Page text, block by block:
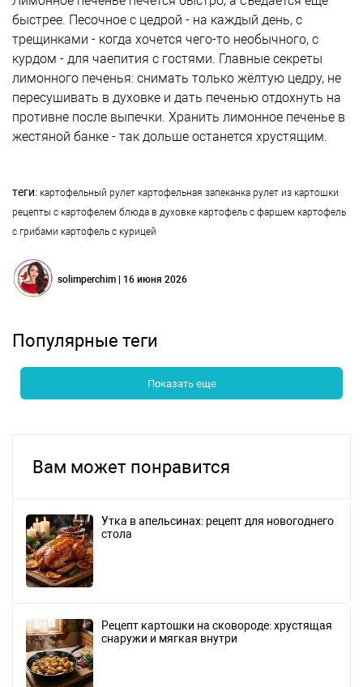
быстрее. Песочное с цедрой - на каждый день, с
трещинками - когда хочется чего-то необычного, с
курдом - для чаепития с гостями. Главные секреты
лимонного печенья: снимать только жёлтую цедру, не
пересушивать в духовке и дать печенью отдохнуть на
противне после выпечки. Хранить лимонное печенье в
жестяной банке - так дольше останется хрустящим.
теги: картофельный рулет картофельная запеканка рулет из картошки
рецепты с картофелем блюда в духовке картофель с фаршем картофель
с грибами картофель с курицей
solimperchim | 16 июня 2026
Популярные теги
Показать еще
Вам может понравится
Утка в апельсинах: рецепт для новогоднего
стола
Рецепт картошки на сковороде: хрустящая
снаружи и мягкая внутри